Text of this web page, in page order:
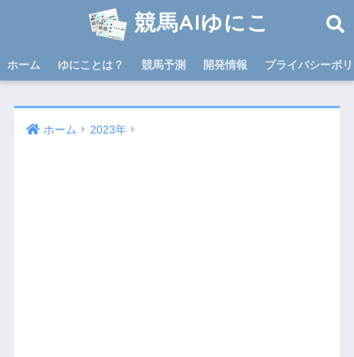
競馬AIゆにこ
ホーム ゆにことは？ 競馬予測 開発情報 プライバシーポ
ホーム 2023年